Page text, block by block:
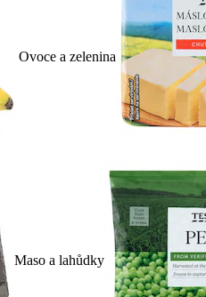
Ovoce a zelenina
Maso a lahůdky